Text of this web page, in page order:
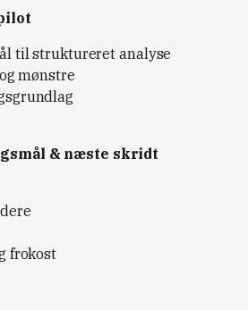
til struktureret analyse
mønstre
& næste skridt
frokost